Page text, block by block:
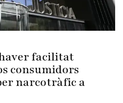
facilitat
consumidors
narcotràfic a